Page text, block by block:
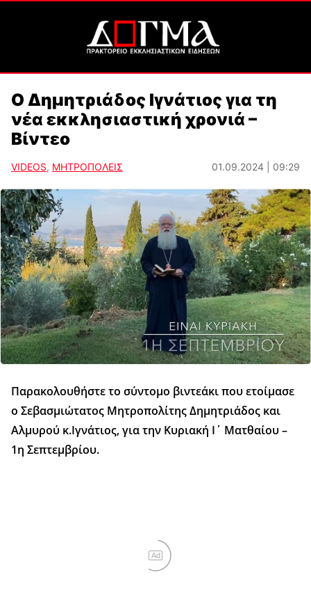
Ο Δημητριάδος Ιγνάτιος για τη
νέα εκκλησιαστική χρονιά –
Βίντεο
VIDEOS, ΜΗΤΡΟΠΟΛΕΙΣ 01.09.2024 | 09:29
Παρακολουθήστε το σύντομο βιντεάκι που ετοίμασε
ο Σεβασμιώτατος Μητροπολίτης Δημητριάδος και
Αλμυρού κ.Ιγνάτιος, για την Κυριακή Ι΄ Ματθαίου –
1η Σεπτεμβρίου.
Ad